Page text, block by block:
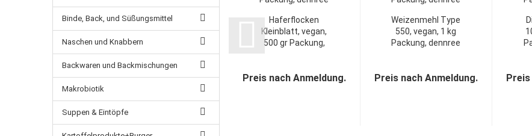
Haferflocken
Kleinblatt, vegan,
500 gr Packung,
Preis nach Anmeldung.
Weizenmehl Type
550, vegan, 1 kg
Packung, dennree
Preis nach Anmeldung. Preis
Binde, Back, und Süßungsmittel
Naschen und Knabbern
Backwaren und Backmischungen
Makrobiotik
Suppen & Eintöpfe